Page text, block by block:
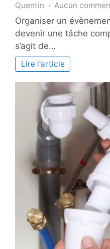
Quentin Aucun
Organiser un
devenir une tâche
s’agit de…
Lire l'article